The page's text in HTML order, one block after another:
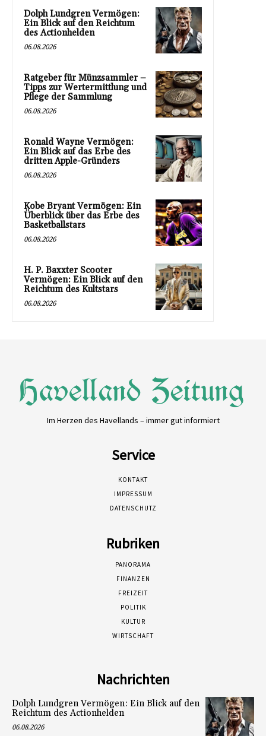
Dolph Lundgren Vermögen:
Ein Blick auf den Reichtum
des Actionhelden
06.08.2026
Ratgeber für Münzsammler –
Tipps zur Wertermittlung und
Pflege der Sammlung
06.08.2026
Ronald Wayne Vermögen:
Ein Blick auf das Erbe des
dritten Apple-Gründers
06.08.2026
Kobe Bryant Vermögen: Ein
Überblick über das Erbe des
Basketballstars
06.08.2026
H. P. Baxxter Scooter
Vermögen: Ein Blick auf den
Reichtum des Kultstars
06.08.2026
Im Herzen des Havellands – immer gut informiert
Service
KONTAKT
IMPRESSUM
DATENSCHUTZ
Rubriken
PANORAMA
FINANZEN
FREIZEIT
POLITIK
KULTUR
WIRTSCHAFT
Nachrichten
Dolph Lundgren Vermögen: Ein Blick auf den
Reichtum des Actionhelden
06.08.2026